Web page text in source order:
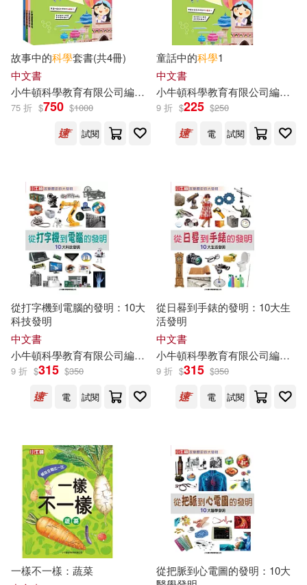
故事中的科學套書(共4冊)
中文書
小牛頓科學教育有限公司編輯 團隊
75 折 $750 $1000
試閱
童話中的科學1
中文書
小牛頓科學教育有限公司編輯
9 折 $225 $250
電
試閱
從打字機到電腦的發明：10大
科技發明
中文書
小牛頓科學教育有限公司編輯 團隊
9 折 $315 $350
電
試閱
從日晷到手錶的發明：10大生
活發明
中文書
小牛頓科學教育有限公司編輯
9 折 $315 $350
電
試閱
一樣不一樣：蔬菜
從把脈到心電圖的發明：10大